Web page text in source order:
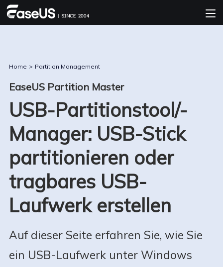
Home > Partition Management
EaseUS Partition Master
USB-Partitionstool/-
Manager: USB-Stick
partitionieren oder
tragbares USB-
Laufwerk erstellen
Auf dieser Seite erfahren Sie, wie Sie
ein USB-Laufwerk unter Windows